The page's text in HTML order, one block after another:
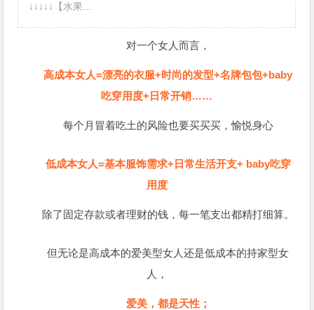
↓↓↓↓↓【水果…
对一个女人而言，
高成本女人=漂亮的衣服+时尚的发型+名牌包包+baby
吃穿用度+日常开销……
每个月冒着吃土的风险也要买买买，愉悦身心
低成本女人=基本服饰需求+日常生活开支+ baby吃穿
用度
除了固定存款或者理财的钱，每一笔支出都精打细算。
但无论是高成本的爱美型女人还是低成本的持家型女
人，
爱美，都是天性；